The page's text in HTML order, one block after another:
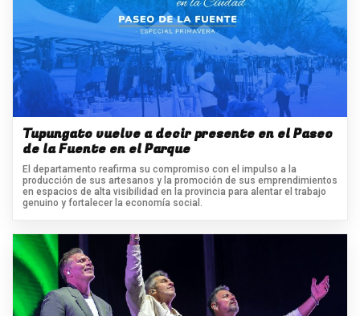
Tupungato vuelve a decir presente en el Paseo
de la Fuente en el Parque
El departamento reafirma su compromiso con el impulso a la
producción de sus artesanos y la promoción de sus emprendimientos
en espacios de alta visibilidad en la provincia para alentar el trabajo
genuino y fortalecer la economía social.